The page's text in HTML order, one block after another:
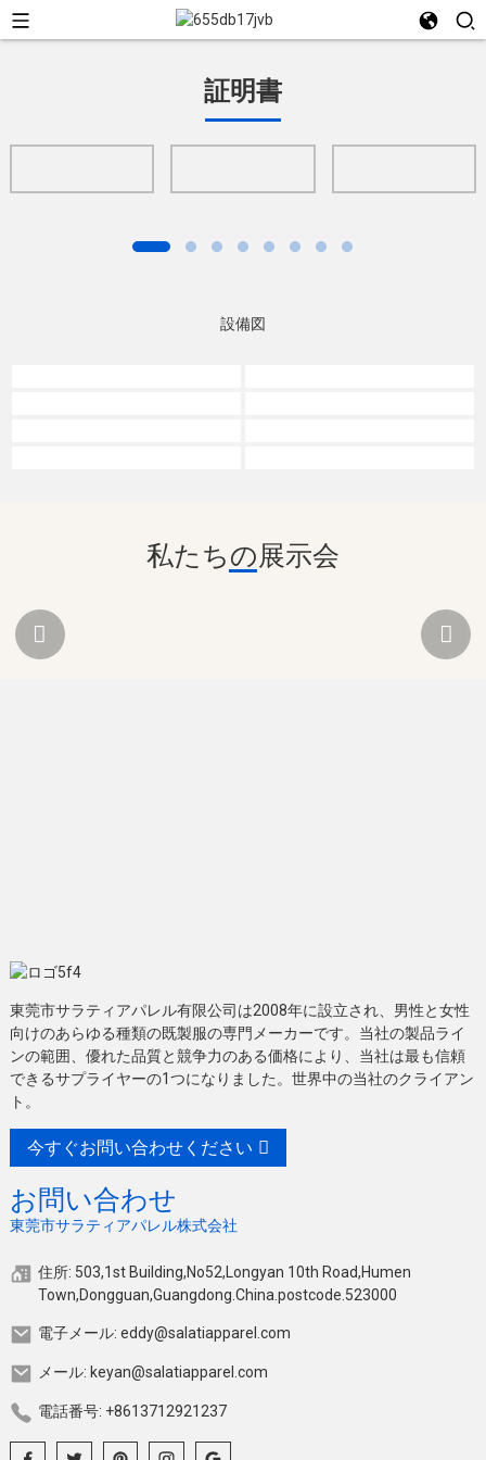
証明書
設備図
私たちの展示会
東莞市サラティアパレル有限公司は2008年に設立され、男性と女性
向けのあらゆる種類の既製服の専門メーカーです。当社の製品ライ
ンの範囲、優れた品質と競争力のある価格により、当社は最も信頼
できるサプライヤーの1つになりました。世界中の当社のクライアン
ト。
今すぐお問い合わせください
お問い合わせ
東莞市サラティアパレル株式会社
住所: 503,1st Building,No52,Longyan 10th Road,Humen
Town,Dongguan,Guangdong.China.postcode.523000
電子メール: eddy@salatiapparel.com
メール: keyan@salatiapparel.com
電話番号: +8613712921237